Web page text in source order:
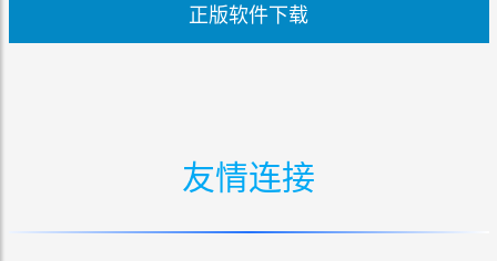
正版软件下载
友情连接